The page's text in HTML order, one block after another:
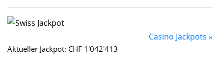
Casino Jackpots »
Aktueller Jackpot: CHF 1'042'413